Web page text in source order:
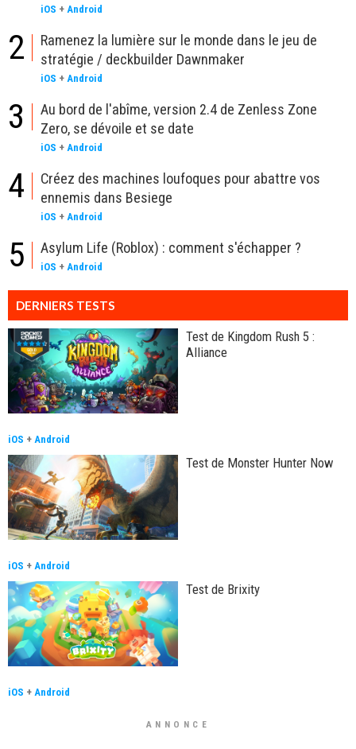
iOS + Android
2
Ramenez la lumière sur le monde dans le jeu de
stratégie / deckbuilder Dawnmaker
iOS + Android
3
Au bord de l'abîme, version 2.4 de Zenless Zone
Zero, se dévoile et se date
iOS + Android
4
Créez des machines loufoques pour abattre vos
ennemis dans Besiege
iOS + Android
5 Asylum Life (Roblox) : comment s'échapper ?
iOS + Android
DERNIERS TESTS
Test de Kingdom Rush 5 :
Alliance
iOS + Android
Test de Monster Hunter Now
iOS + Android
Test de Brixity
iOS + Android
ANNONCE